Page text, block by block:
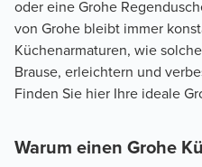
oder eine Grohe
von Grohe bleibt immer
Küchenarmaturen, wie
Brause, erleichtern und
Finden Sie hier Ihre ideale
Warum einen Grohe